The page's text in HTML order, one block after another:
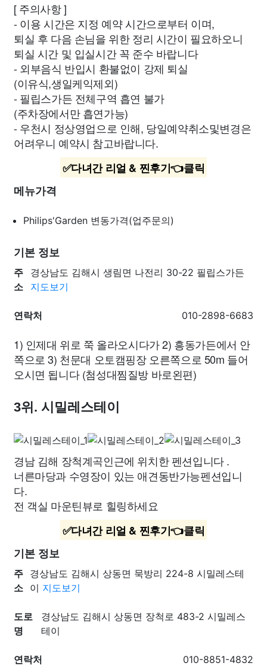
[ 주의사항 ]
- 이용 시간은 지정 예약 시간으로부터 이며,
퇴실 후 다음 손님을 위한 정리 시간이 필요하오니
퇴실 시간 및 입실시간 꼭 준수 바랍니다
- 외부음식 반입시 환불없이 강제 퇴실
(이유식,생일케익제외)
- 필립스가든 전체구역 흡연 불가
(주차장에서만 흡연가능)
- 우천시 정상영업으로 인해, 당일예약취소및변경은
어려우니 예약시 참고바랍니다.
✅다녀간 리얼 & 찐후기👈클릭
메뉴가격
Philips'Garden 변동가격(업주문의)
기본 정보
주
소
경상남도 김해시 생림면 나전리 30-22 필립스가든
지도보기
연락처 010-2898-6683
1) 인제대 위로 쭉 올라오시다가 2) 흥동가든에서 안
쪽으로 3) 천문대 오토캠핑장 오른쪽으로 50m 들어
오시면 됩니다 (첨성대찜질방 바로왼편)
3위. 시밀레스테이
경남 김해 장척계곡인근에 위치한 펜션입니다 .
너른마당과 수영장이 있는 애견동반가능펜션입니
다.
전 객실 마운틴뷰로 힐링하세요
✅다녀간 리얼 & 찐후기👈클릭
기본 정보
주
소
경상남도 김해시 상동면 묵방리 224-8 시밀레스테
이 지도보기
도로
명
경상남도 김해시 상동면 장척로 483-2 시밀레스
테이
연락처 010-8851-4832